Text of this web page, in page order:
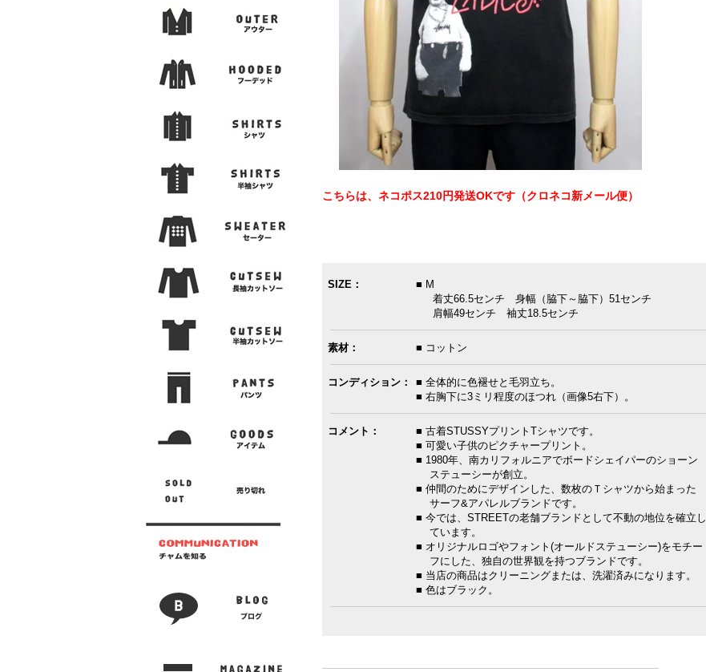
こちらは、ネコポス210円発送OKです（クロネコ新メール便）
SIZE：
■ M
着丈66.5センチ 身幅（脇下～脇下）51センチ
肩幅49センチ 袖丈18.5センチ
素材： ■ コットン
コンディション：
■ 全体的に色褪せと毛羽立ち。
■ 右胸下に3ミリ程度のほつれ（画像5右下）。
コメント：
■ 古着STUSSYプリントTシャツです。
■ 可愛い子供のピクチャープリント。
■ 1980年、南カリフォルニアでボードシェイパーのショーン
ステューシーが創立。
■ 仲間のためにデザインした、数枚のＴシャツから始まった
サーフ&アパレルブランドです。
■ 今では、STREETの老舗ブランドとして不動の地位を確立し
ています。
■ オリジナルロゴやフォント(オールドステューシー)をモチー
フにした、独自の世界観を持つブランドです。
■ 当店の商品はクリーニングまたは、洗濯済みになります。
■ 色はブラック。